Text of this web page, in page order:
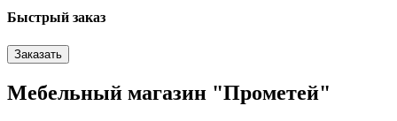
Быстрый заказ
Заказать
Мебельный магазин "Прометей"